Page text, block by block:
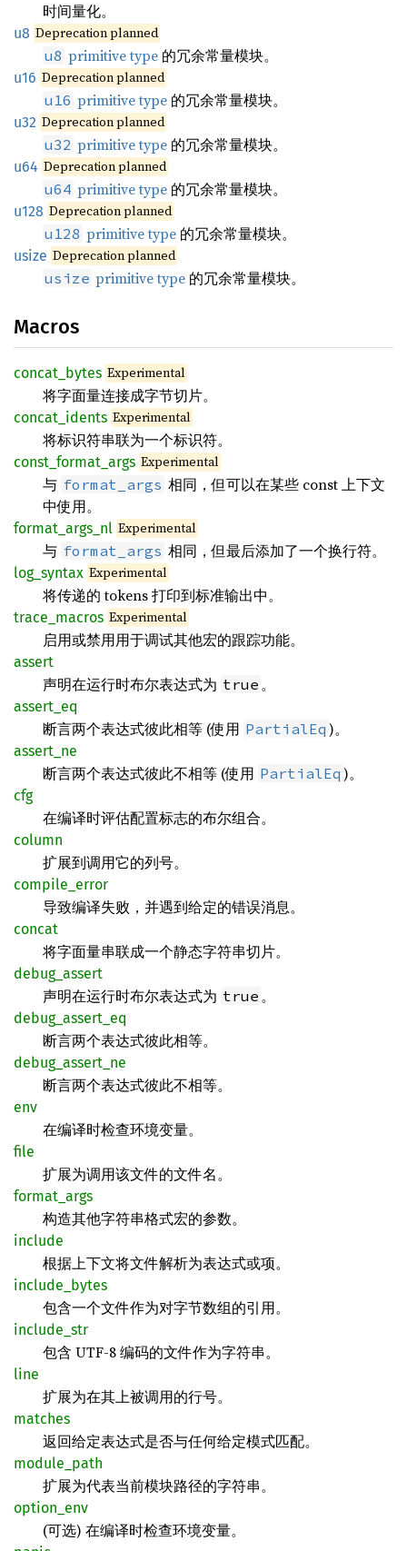
时间量化。
u8 Deprecation planned
u8 primitive type 的冗余常量模块。
u16 Deprecation planned
u16 primitive type 的冗余常量模块。
u32 Deprecation planned
u32 primitive type 的冗余常量模块。
u64 Deprecation planned
u64 primitive type 的冗余常量模块。
u128 Deprecation planned
u128 primitive type 的冗余常量模块。
usize Deprecation planned
usize primitive type 的冗余常量模块。
Macros
concat_bytes Experimental
将字面量连接成字节切片。
concat_idents Experimental
将标识符串联为一个标识符。
const_format_args Experimental
与 format_args 相同，但可以在某些 const 上下文
中使用。
format_args_nl Experimental
与 format_args 相同，但最后添加了一个换行符。
log_syntax Experimental
将传递的 tokens 打印到标准输出中。
trace_macros Experimental
启用或禁用用于调试其他宏的跟踪功能。
assert
声明在运行时布尔表达式为 true 。
assert_eq
断言两个表达式彼此相等 (使用 PartialEq )。
assert_ne
断言两个表达式彼此不相等 (使用 PartialEq )。
cfg
在编译时评估配置标志的布尔组合。
column
扩展到调用它的列号。
compile_error
导致编译失败，并遇到给定的错误消息。
concat
将字面量串联成一个静态字符串切片。
debug_assert
声明在运行时布尔表达式为 true 。
debug_assert_eq
断言两个表达式彼此相等。
debug_assert_ne
断言两个表达式彼此不相等。
env
在编译时检查环境变量。
file
扩展为调用该文件的文件名。
format_args
构造其他字符串格式宏的参数。
include
根据上下文将文件解析为表达式或项。
include_bytes
包含一个文件作为对字节数组的引用。
include_str
包含 UTF-8 编码的文件作为字符串。
line
扩展为在其上被调用的行号。
matches
返回给定表达式是否与任何给定模式匹配。
module_path
扩展为代表当前模块路径的字符串。
option_env
(可选) 在编译时检查环境变量。